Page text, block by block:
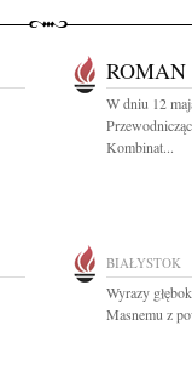
ROMAN
W dniu 12
Kombinat...
BIAŁYSTOK
Wyrazy
Masnemu z